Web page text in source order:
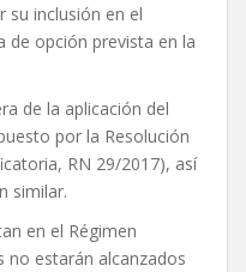
su inclusión en el
de opción prevista en la
de la aplicación del
por la Resolución
RN 29/2017), así
similar.
en el Régimen
no estarán alcanzados